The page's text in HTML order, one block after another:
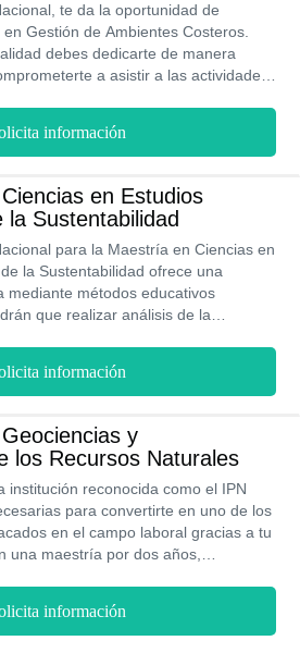
te da la oportunidad de
Gestión de Ambientes Costeros.
debes dedicarte de manera
a asistir a las actividades
que aporten soluciones y nuevas
de las zonas costeras,
y el aprovechamiento consiente de
tendrás la posibilidad de
tus ingresos pues podrás llegar
MXN al mes.
información
en Estudios
Sustentabilidad
para la Maestría en Ciencias en
la Sustentabilidad ofrece una
mediante métodos educativos
que realizar análisis de la
información
y
los Recursos Naturales
institución reconocida como el IPN
para convertirte en uno de los
en el campo laboral gracias a tu
una maestría por dos años,
para el desarrollo de la Maestría en
de los Recursos Naturales y por
información